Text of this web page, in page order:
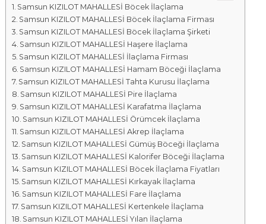
a
l
a
r
ı
Samsun KIZILOT MAHALLESİ Böcek İlaçlama
Samsun KIZILOT MAHALLESİ Böcek İlaçlama Firması
Samsun KIZILOT MAHALLESİ Böcek İlaçlama Şirketi
Samsun KIZILOT MAHALLESİ Haşere İlaçlama
Samsun KIZILOT MAHALLESİ İlaçlama Firması
Samsun KIZILOT MAHALLESİ Hamam Böceği İlaçlama
Samsun KIZILOT MAHALLESİ Tahta Kurusu İlaçlama
Samsun KIZILOT MAHALLESİ Pire İlaçlama
Samsun KIZILOT MAHALLESİ Karafatma İlaçlama
Samsun KIZILOT MAHALLESİ Örümcek İlaçlama
Samsun KIZILOT MAHALLESİ Akrep İlaçlama
Samsun KIZILOT MAHALLESİ Gümüş Böceği İlaçlama
Samsun KIZILOT MAHALLESİ Kalorifer Böceği İlaçlama
Samsun KIZILOT MAHALLESİ Böcek İlaçlama Fiyatları
Samsun KIZILOT MAHALLESİ Kırkayak İlaçlama
Samsun KIZILOT MAHALLESİ Fare İlaçlama
Samsun KIZILOT MAHALLESİ Kertenkele İlaçlama
Samsun KIZILOT MAHALLESİ Yılan İlaçlama